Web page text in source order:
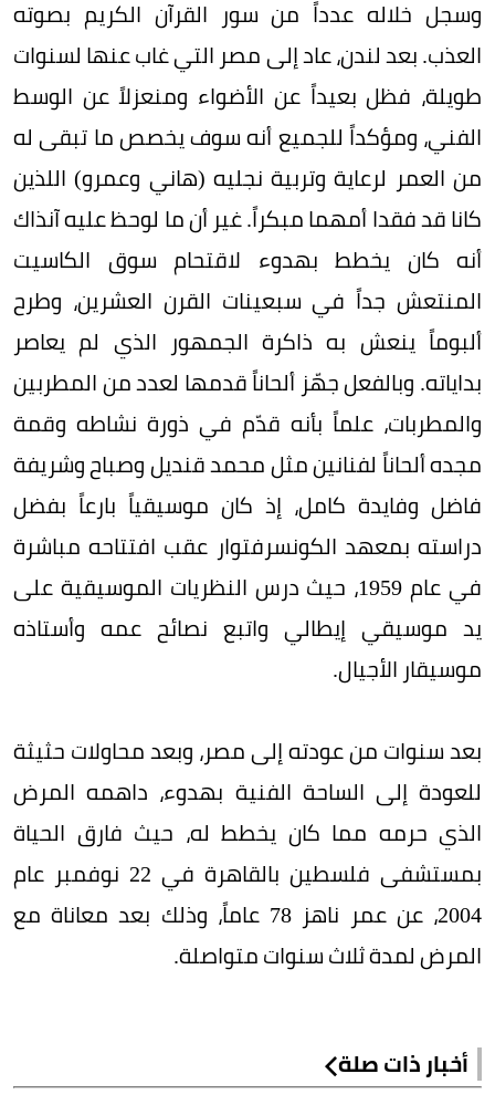
وسجل خلاله عدداً من سور القرآن الكريم بصوته
العذب. بعد لندن، عاد إلى مصر التي غاب عنها لسنوات
طويلة، فظل بعيداً عن الأضواء ومنعزلاً عن الوسط
الفني، ومؤكداً للجميع أنه سوف يخصص ما تبقى له
من العمر لرعاية وتربية نجليه (هاني وعمرو) اللذين
كانا قد فقدا أمهما مبكراً. غير أن ما لوحظ عليه آنذاك
أنه كان يخطط بهدوء لاقتحام سوق الكاسيت
المنتعش جداً في سبعينات القرن العشرين، وطرح
ألبوماً ينعش به ذاكرة الجمهور الذي لم يعاصر
بداياته. وبالفعل جهّز ألحاناً قدمها لعدد من المطربين
والمطربات، علماً بأنه قدّم في ذورة نشاطه وقمة
مجده ألحاناً لفنانين مثل محمد قنديل وصباح وشريفة
فاضل وفايدة كامل، إذ كان موسيقياً بارعاً بفضل
دراسته بمعهد الكونسرفتوار عقب افتتاحه مباشرة
في عام 1959، حيث درس النظريات الموسيقية على
يد موسيقي إيطالي واتبع نصائح عمه وأستاذه
موسيقار الأجيال.
بعد سنوات من عودته إلى مصر، وبعد محاولات حثيثة
للعودة إلى الساحة الفنية بهدوء، داهمه المرض
الذي حرمه مما كان يخطط له، حيث فارق الحياة
بمستشفى فلسطين بالقاهرة في 22 نوفمبر عام
2004، عن عمر ناهز 78 عاماً، وذلك بعد معاناة مع
المرض لمدة ثلاث سنوات متواصلة.
أخبار ذات صلة